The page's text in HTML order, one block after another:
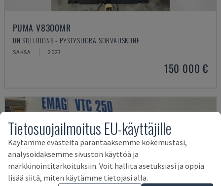
PUMA V8300MR
DN SOLUTIONS - PYSTYSUORA SORVAUSKONE
SAKSA 2023
150 000 €
Tietosuojailmoitus EU-käyttäjille
Käytämme evästeitä parantaaksemme kokemustasi,
analysoidaksemme sivuston käyttöä ja
markkinointitarkoituksiin. Voit hallita asetuksiasi ja oppia
lisää siitä, miten käytämme tietojasi alla.